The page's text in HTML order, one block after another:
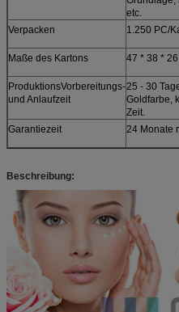
etc.
Verpacken
1.250 PC/
Maße des Kartons 47 * 38 *
ProduktionsVorbereitungs-
und Anlaufzeit
25 - 30
Goldfarbe,
Zeit.
Garantiezeit
24 Monate
Beschreibung: